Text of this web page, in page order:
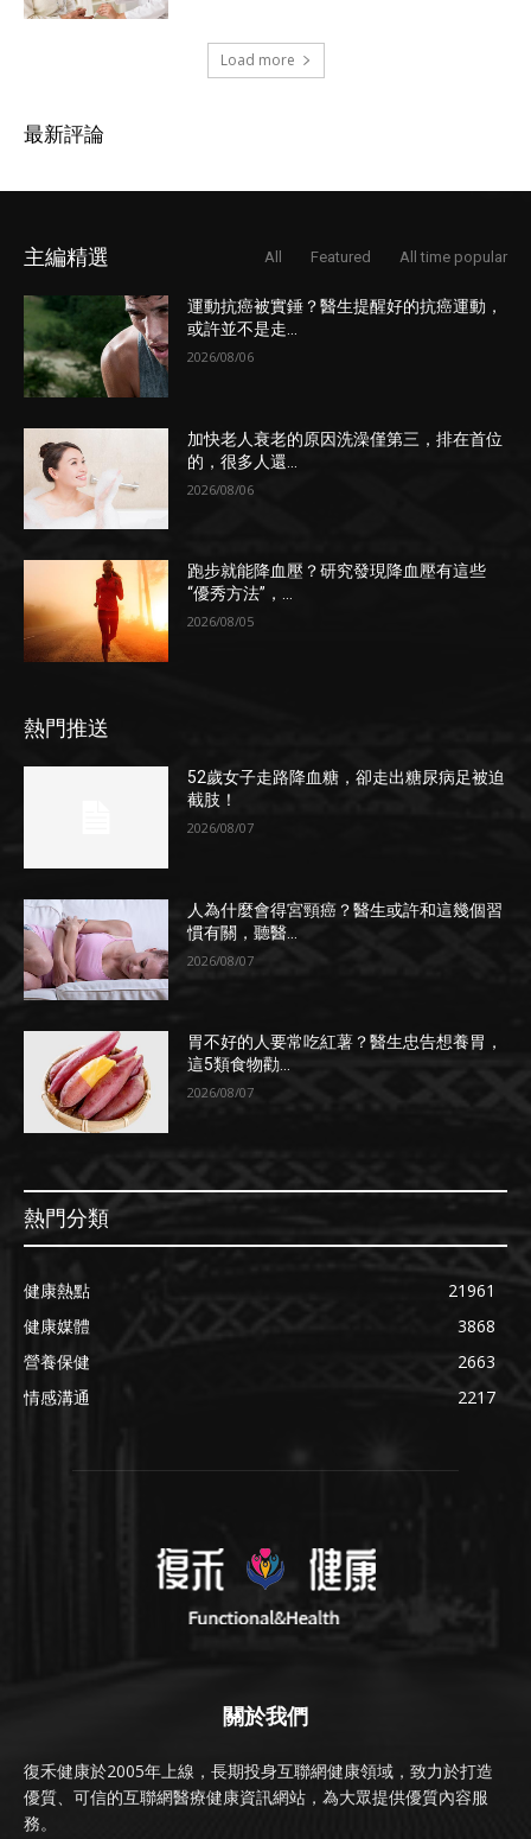
Load more
最新評論
主編精選 All Featured All time popular
運動抗癌被實錘？醫生提醒好的抗癌運動，
或許並不是走...
2026/08/06
加快老人衰老的原因洗澡僅第三，排在首位
的，很多人還...
2026/08/06
跑步就能降血壓？研究發現降血壓有這些
“優秀方法”，...
2026/08/05
熱門推送
52歲女子走路降血糖，卻走出糖尿病足被迫
截肢！
2026/08/07
人為什麼會得宮頸癌？醫生或許和這幾個習
慣有關，聽醫...
2026/08/07
胃不好的人要常吃紅薯？醫生忠告想養胃，
這5類食物勸...
2026/08/07
熱門分類
健康熱點
21961
健康媒體
3868
營養保健
2663
情感溝通
2217
關於我們
復禾健康於2005年上線，長期投身互聯網健康領域，致力於打造
優質、可信的互聯網醫療健康資訊網站，為大眾提供優質內容服
務。